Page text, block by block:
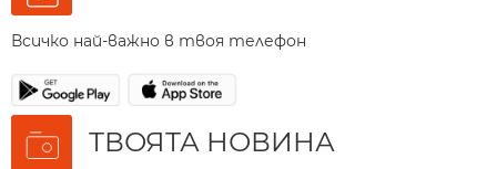
Всичко най-важно в твоя телефон
ТВОЯТА НОВИНА